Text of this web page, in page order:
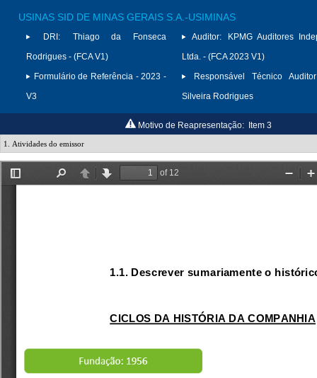
USINAS SID DE MINAS GERAIS S.A.-USIMINAS
DRI:
Thiago da Fonseca
Rodrigues - (FCA V1)
Formulário de Referência - 2023 -
V3
Auditor:
KPMG Auditores
Ltda. - (FCA 2023 V1)
Responsável Técnico
Silveira Rodrigues
Motivo de Reapresentação: Item 3